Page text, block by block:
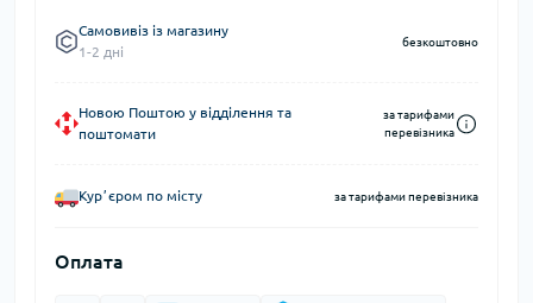
Самовивіз із магазину
1-2 дні
безкоштовно
Новою Поштою у відділення та
поштомати
за тарифами
перевізника
Курʼєром по місту за тарифами перевізника
Оплата